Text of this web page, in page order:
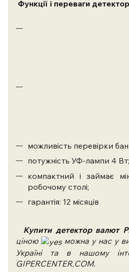
Функції і переваги
можливість перевірки
потужність УФ-лампи 4 Вт;
компактний і займає
робочому столі;
гарантія: 12 місяців
Купити детектор валют
ціною
можна у нас у
Україні та в нашому
GIPERCENTER.COM.